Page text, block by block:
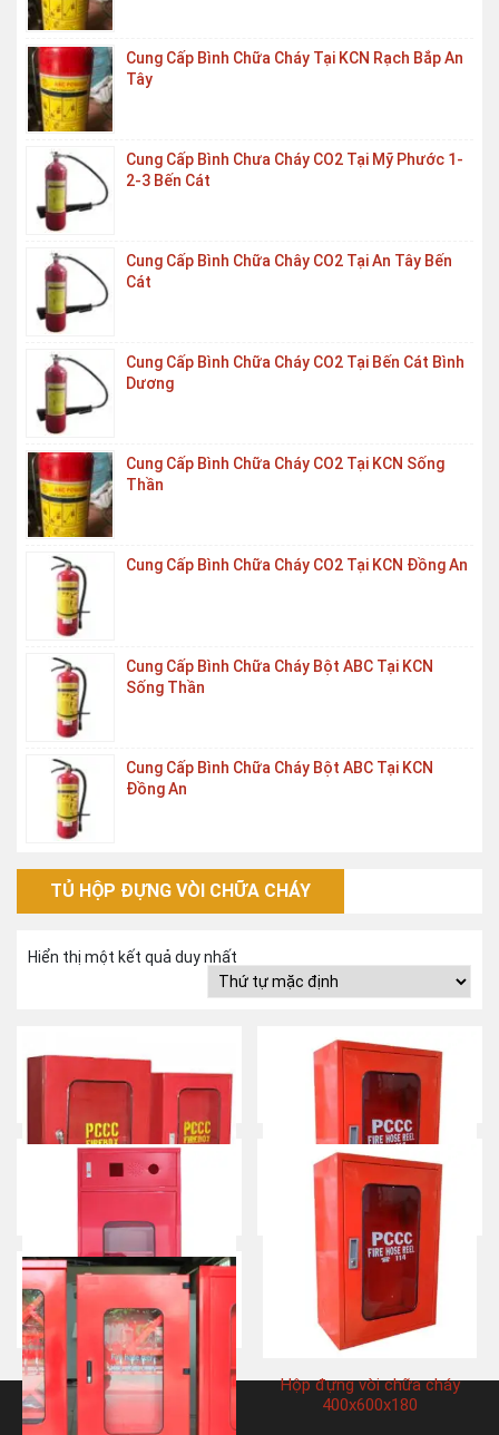
Cung Cấp Bình Chữa Cháy Tại KCN Rạch Bắp An
Tây
Cung Cấp Bình Chưa Cháy CO2 Tại Mỹ Phước 1-
2-3 Bến Cát
Cung Cấp Bình Chữa Chây CO2 Tại An Tây Bến
Cát
Cung Cấp Bình Chữa Cháy CO2 Tại Bến Cát Bình
Dương
Cung Cấp Bình Chữa Cháy CO2 Tại KCN Sống
Thần
Cung Cấp Bình Chữa Cháy CO2 Tại KCN Đồng An
Cung Cấp Bình Chữa Cháy Bột ABC Tại KCN
Sống Thần
Cung Cấp Bình Chữa Cháy Bột ABC Tại KCN
Đồng An
TỦ HỘP ĐỰNG VÒI CHỮA CHÁY
Hiển thị một kết quả duy nhất
Hộp đựng vòi chữa cháy
(450X650X220)
Hộp đựng vòi chữa cháy
(500x600x180)
Hộp đựng vòi chữa cháy
1200x600x200
Hộp đựng vòi chữa cháy
400x600x180